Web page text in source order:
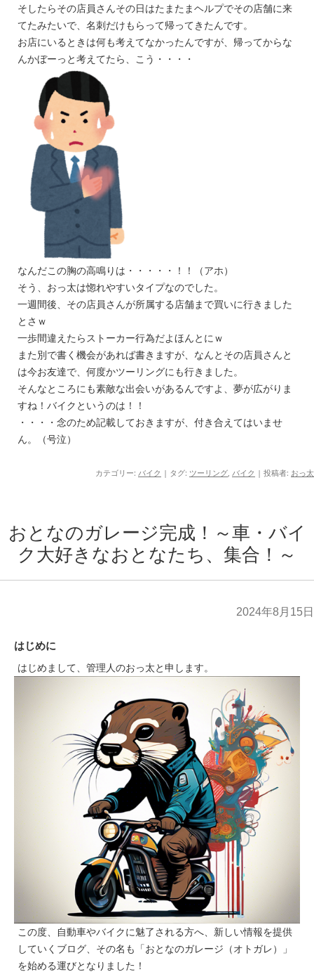
そしたらその店員さんその日はたまたまヘルプでその店舗に来
てたみたいで、名刺だけもらって帰ってきたんです。
お店にいるときは何も考えてなかったんですが、帰ってからな
んかぼーっと考えてたら、こう・・・・
なんだこの胸の高鳴りは・・・・・！！
（アホ）
そう、おっ太は惚れやすいタイプなのでした。
一週間後、その店員さんが所属する店舗まで買いに行きました
とさｗ
一歩間違えたらストーカー行為だよほんとにｗ
また別で書く機会があれば書きますが、なんとその店員さんと
は今お友達で、何度かツーリングにも行きました。
そんなところにも素敵な出会いがあるんですよ、夢が広がりま
すね！バイクというのは！！
・・・・念のため記載しておきますが、付き合えてはいませ
ん。（号泣）
カテゴリー: バイク | タグ: ツーリング バイク | 投稿者: おっ太
おとなのガレージ完成！～車・バイ
ク大好きなおとなたち、集合！～
2024年8月15日
はじめに
はじめまして、管理人のおっ太と申します。
この度、自動車やバイクに魅了される方へ、新しい情報を提供
していくブログ、その名も 「おとなのガレージ（オトガレ）」
を始める運びとなりました！